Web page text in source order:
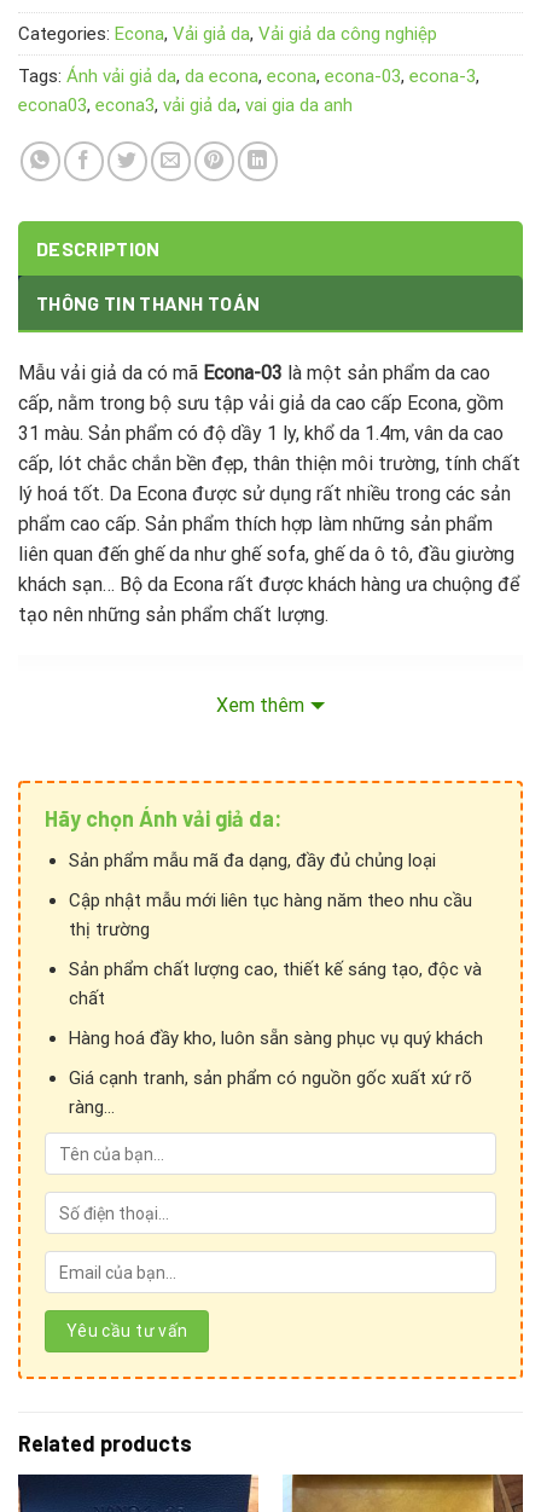
Categories: Econa, Vải giả da, Vải giả da công nghiệp
Tags: Ánh vải giả da, da econa, econa, econa-03, econa-3,
econa03, econa3, vải giả da, vai gia da anh
DESCRIPTION
THÔNG TIN THANH TOÁN
Mẫu vải giả da có mã Econa-03 là một sản phẩm da cao
cấp, nằm trong bộ sưu tập vải giả da cao cấp Econa, gồm
31 màu. Sản phẩm có độ dầy 1 ly, khổ da 1.4m, vân da cao
cấp, lót chắc chắn bền đẹp, thân thiện môi trường, tính chất
lý hoá tốt. Da Econa được sử dụng rất nhiều trong các sản
phẩm cao cấp. Sản phẩm thích hợp làm những sản phẩm
liên quan đến ghế da như ghế sofa, ghế da ô tô, đầu giường
khách sạn… Bộ da Econa rất được khách hàng ưa chuộng để
tạo nên những sản phẩm chất lượng.
Cảm ơn Quý khách hàng đã quan tâm đến sản phẩm
củaÁnh vải giả da!
liên hệ theo những hình thức sau:
Xem thêm
Hãy chọn Ánh vải giả da:
Sản phẩm mẫu mã đa dạng, đầy đủ chủng loại
Cập nhật mẫu mới liên tục hàng năm theo nhu cầu
thị trường
Sản phẩm chất lượng cao, thiết kế sáng tạo, độc và
chất
Hàng hoá đầy kho, luôn sẵn sàng phục vụ quý khách
Giá cạnh tranh, sản phẩm có nguồn gốc xuất xứ rõ
ràng...
Related products